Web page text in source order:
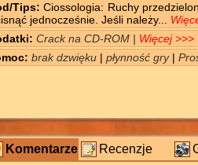
Tips: Ciossologia: Ruchy
jednocześnie. Jeśli należy...
Crack na CD-ROM | Więcej >>>
brak dzwięku | płynność gry |
Komentarze Recenzje